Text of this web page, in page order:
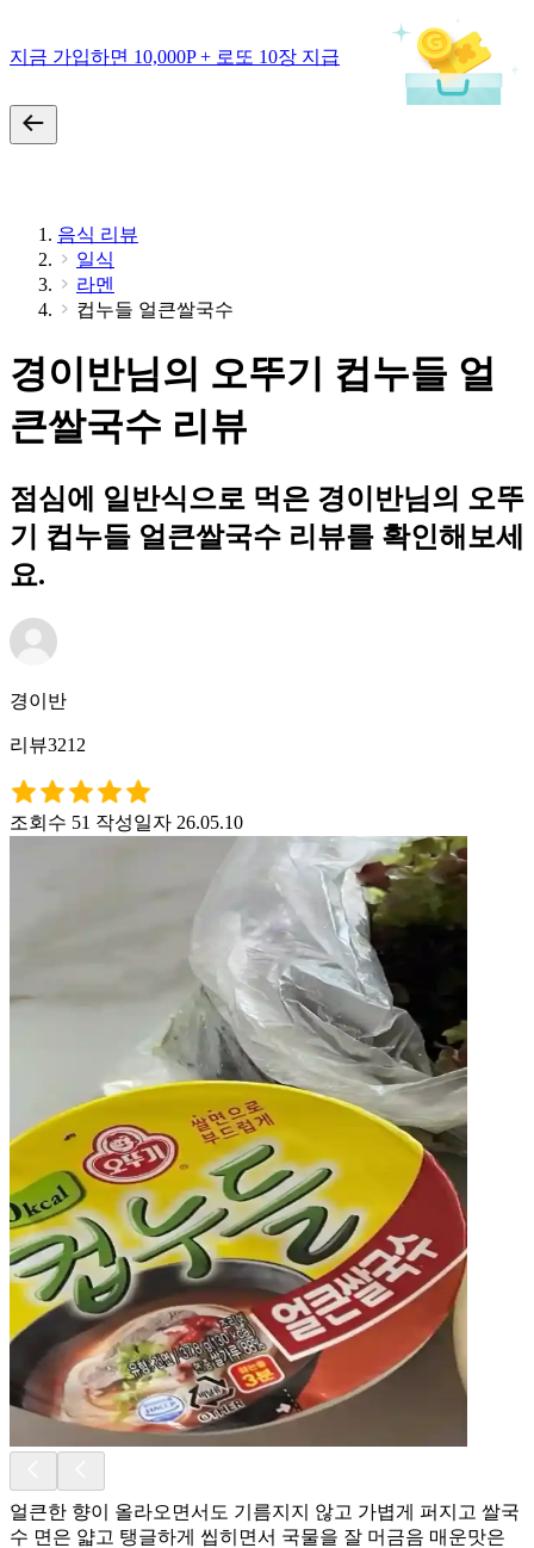
지금 가입하면 10,000P + 로또 10장 지급
음식 리뷰
일식
라멘
컵누들 얼큰쌀국수
경이반님의 오뚜기 컵누들 얼
큰쌀국수 리뷰
점심에 일반식으로 먹은 경이반님의 오뚜
기 컵누들 얼큰쌀국수 리뷰를 확인해보세
요.
경이반
리뷰3212
조회수 51 작성일자 26.05.10
얼큰한 향이 올라오면서도 기름지지 않고 가볍게 퍼지고 쌀국
수 면은 얇고 탱글하게 씹히면서 국물을 잘 머금음 매운맛은